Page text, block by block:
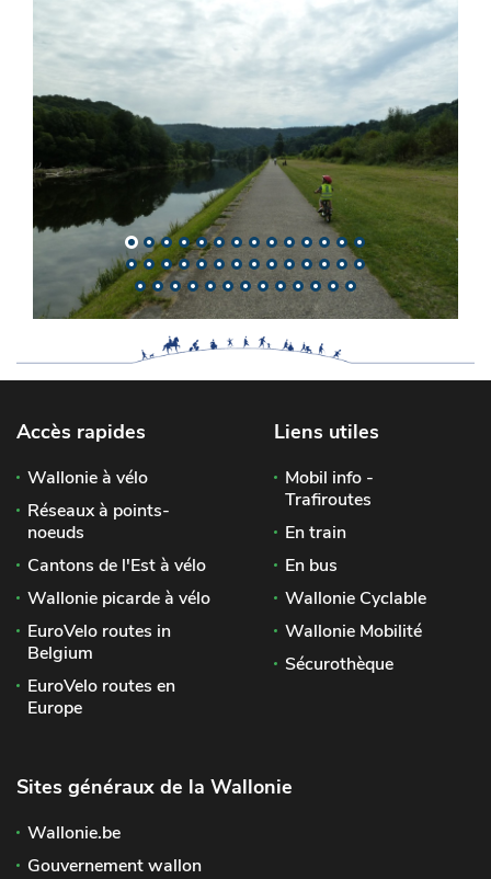
Accès rapides
Wallonie à vélo
Réseaux à points-
noeuds
Cantons de l'Est à vélo
Wallonie picarde à vélo
EuroVelo routes in
Belgium
EuroVelo routes en
Europe
Liens utiles
Mobil info -
Trafiroutes
En train
En bus
Wallonie Cyclable
Wallonie Mobilité
Sécurothèque
Sites généraux de la Wallonie
Wallonie.be
Gouvernement wallon